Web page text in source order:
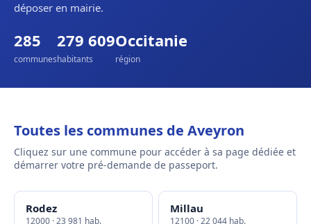
déposer en mairie.
285
communes
279 609
habitants
Occitanie
région
Toutes les communes de Aveyron
Cliquez sur une commune pour accéder à sa page dédiée et
démarrer votre pré-demande de passeport.
Rodez
12000 · 23 981 hab.
Millau
12100 · 22 044 hab.